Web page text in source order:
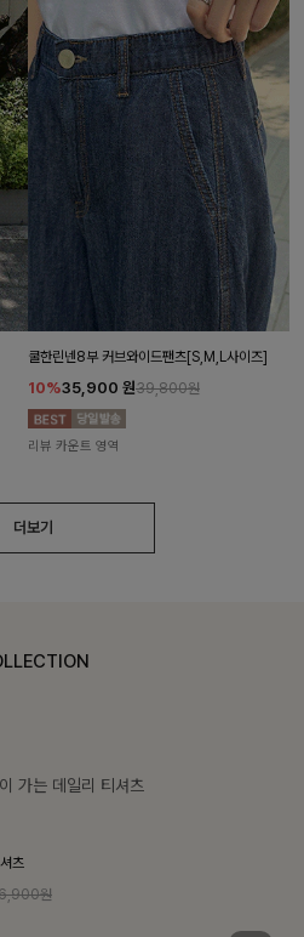
쿨한린넨8부 커브와이드팬츠[S,M,L사이즈]
10%35,900 원39,800원
리뷰 카운트 영역
더보기